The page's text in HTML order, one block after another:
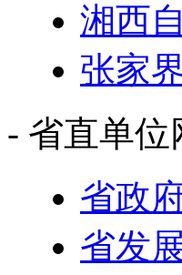
湘西
张家
- 省直单位
省政
省发